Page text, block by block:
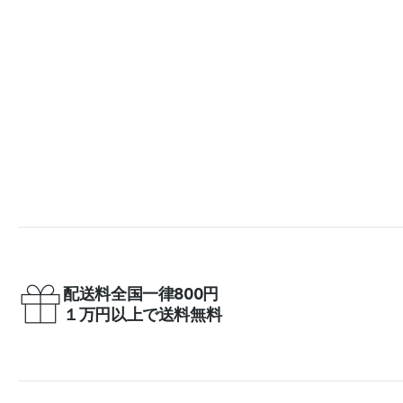
配送料全国一律800円
１万円以上で送料無料